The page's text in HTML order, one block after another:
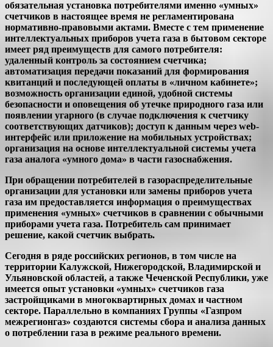
обязательная установка потребителями именно «умных»
счетчиков в настоящее время не регламентирована
нормативно-правовыми актами. Вместе с тем применение
интеллектуальных приборов учета газа в бытовом секторе
имеет ряд преимуществ для самого потребителя:
удаленный контроль за состоянием счетчика;
автоматизация передачи показаний для формирования
квитанций и последующей оплаты в «личном кабинете»;
возможность организации единой, удобной системы
безопасности и оповещения об утечке природного газа или
появлении угарного (в случае подключения к счетчику
соответствующих датчиков); доступ к данным через web-
интерфейс или приложение на мобильных устройствах;
организация на основе интеллектуальной системы учета
газа аналога «умного дома» в части газоснабжения.
При обращении потребителей в газораспределительные
организации для установки или замены приборов учета
газа им предоставляется информация о преимуществах
применения «умных» счетчиков в сравнении с обычными
приборами учета газа. Потребитель сам принимает
решение, какой счетчик выбрать.
Сегодня в ряде российских регионов, в том числе на
территории Калужской, Нижегородской, Владимирской и
Ульяновской областей, а также Чеченской Республики, уже
имеется опыт установки «умных» счетчиков газа
застройщиками в многоквартирных домах и частном
секторе. Параллельно в компаниях Группы «Газпром
межрегионгаз» создаются системы сбора и анализа данных
о потреблении газа в режиме реального времени.